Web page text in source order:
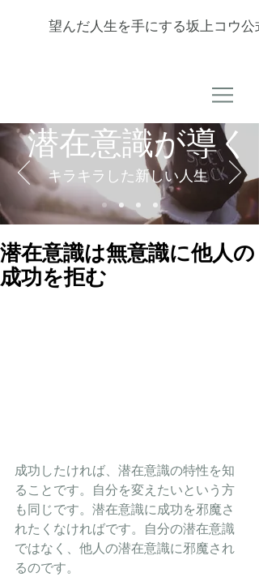
望んだ人生を手にする坂上コウ公
潜在意識が導く
キラキラした新しい人生
潜在意識は無意識に他人の
成功を拒む
成功したければ、潜在意識の特性を知
ることです。自分を変えたいという方
も同じです。潜在意識に成功を邪魔さ
れたくなければです。自分の潜在意識
ではなく、他人の潜在意識に邪魔され
るのです。